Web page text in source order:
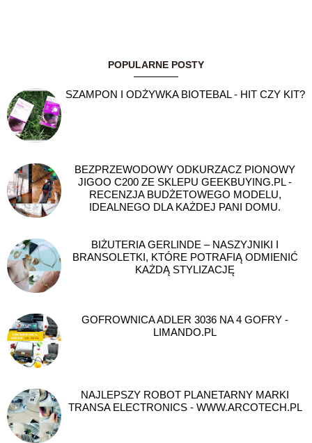
POPULARNE POSTY
SZAMPON I ODŻYWKA BIOTEBAL - HIT CZY KIT?
BEZPRZEWODOWY ODKURZACZ PIONOWY
JIGOO C200 ZE SKLEPU GEEKBUYING.PL -
RECENZJA BUDŻETOWEGO MODELU,
IDEALNEGO DLA KAŻDEJ PANI DOMU.
BIŻUTERIA GERLINDE – NASZYJNIKI I
BRANSOLETKI, KTÓRE POTRAFIĄ ODMIENIĆ
KAŻDĄ STYLIZACJĘ
GOFROWNICA ADLER 3036 NA 4 GOFRY -
LIMANDO.PL
NAJLEPSZY ROBOT PLANETARNY MARKI
TRANSA ELECTRONICS - WWW.ARCOTECH.PL